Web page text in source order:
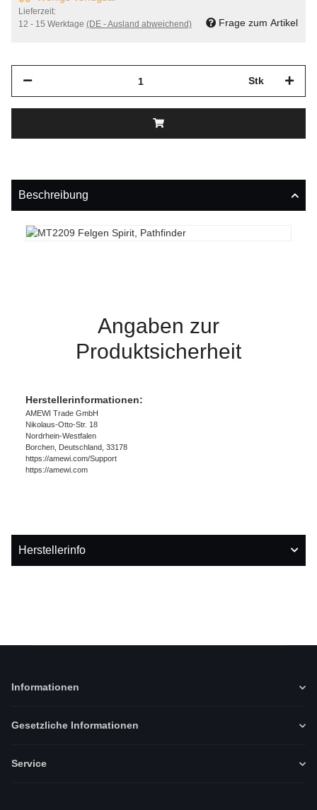
Lieferzeit:
12 - 15 Werktage (DE - Ausland abweichend) Frage zum Artikel
Stk
Beschreibung
Angaben zur
Produktsicherheit
Herstellerinformationen:
AMEWI Trade GmbH
Nikolaus-Otto-Str. 18
Nordrhein-Westfalen
Borchen, Deutschland, 33178
https://amewi.com/Support
https://amewi.com
Herstellerinfo
Informationen
Gesetzliche Informationen
Service